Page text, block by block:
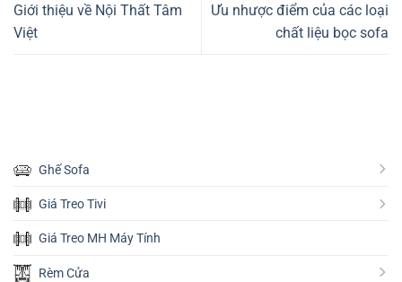
Giới thiệu về Nội Thất Tâm
Việt
Ưu nhược điểm của các loại
chất liệu bọc sofa
Ghế Sofa
Giá Treo Tivi
Giá Treo MH Máy Tính
Rèm Cửa